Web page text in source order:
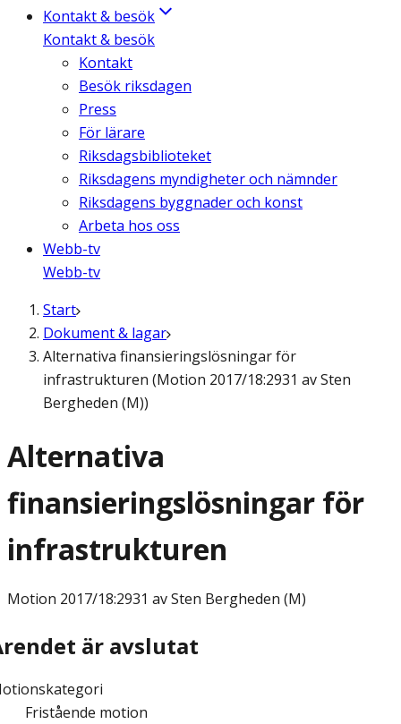
Kontakt & besök
Kontakt & besök
Kontakt
Besök riksdagen
Press
För lärare
Riksdagsbiblioteket
Riksdagens myndigheter och nämnder
Riksdagens byggnader och konst
Arbeta hos oss
Webb-tv
Webb-tv
Start
Dokument & lagar
Alternativa finansieringslösningar för
infrastrukturen (Motion 2017/18:2931 av Sten
Bergheden (M))
Alternativa
finansieringslösningar för
infrastrukturen
Motion 2017/18:2931 av Sten Bergheden (M)
är avslutat
Fristående motion